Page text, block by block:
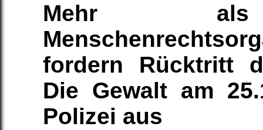
Mehr als
fordern Rücktritt
Die Gewalt am
Polizei aus